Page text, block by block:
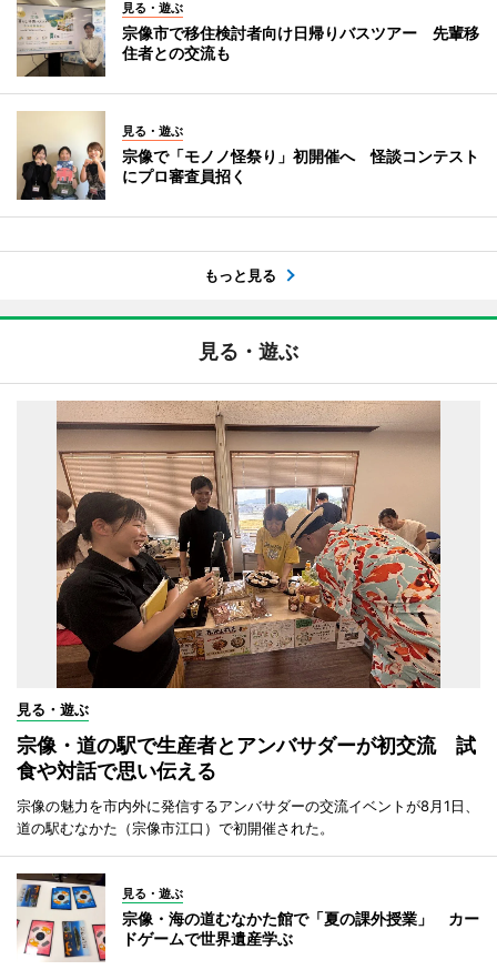
見る・遊ぶ
宗像市で移住検討者向け日帰りバスツアー 先輩移
住者との交流も
見る・遊ぶ
宗像で「モノノ怪祭り」初開催へ 怪談コンテスト
にプロ審査員招く
もっと見る
見る・遊ぶ
見る・遊ぶ
宗像・道の駅で生産者とアンバサダーが初交流 試
食や対話で思い伝える
宗像の魅力を市内外に発信するアンバサダーの交流イベントが8月1日、
道の駅むなかた（宗像市江口）で初開催された。
見る・遊ぶ
宗像・海の道むなかた館で「夏の課外授業」 カー
ドゲームで世界遺産学ぶ